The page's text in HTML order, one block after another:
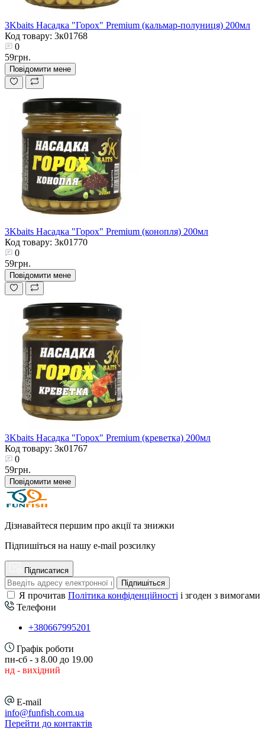
3Kbaits Насадка "Горох" Premium (кальмар-полуниця) 200мл
Код товару: 3к01768
0
59грн.
Повідомити мене
3Kbaits Насадка "Горох" Premium (конопля) 200мл
Код товару: 3к01770
0
59грн.
Повідомити мене
3Kbaits Насадка "Горох" Premium (креветка) 200мл
Код товару: 3к01767
0
59грн.
Повідомити мене
Дізнавайтеся першим про акції та знижки
Підпишіться на нашу e-mail розсилку
Підписатися
Підпишіться
Я прочитав Політика конфіденційності і згоден з вимогами
Телефони
+380667995201
Графік роботи
пн-сб - з 8.00 до 19.00
нд - вихідний
E-mail
info@funfish.com.ua
Перейти до контактів